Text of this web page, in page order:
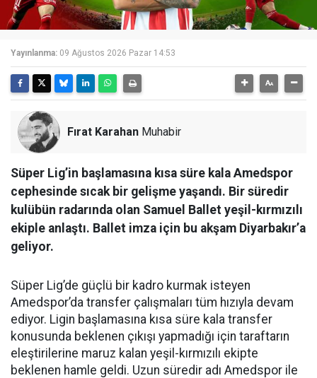
Yayınlanma: 09 Ağustos 2026 Pazar 14:53
Fırat Karahan Muhabir
Süper Lig’in başlamasına kısa süre kala Amedspor
cephesinde sıcak bir gelişme yaşandı. Bir süredir
kulübün radarında olan Samuel Ballet yeşil-kırmızılı
ekiple anlaştı. Ballet imza için bu akşam Diyarbakır’a
geliyor.
Süper Lig’de güçlü bir kadro kurmak isteyen
Amedspor’da transfer çalışmaları tüm hızıyla devam
ediyor. Ligin başlamasına kısa süre kala transfer
konusunda beklenen çıkışı yapmadığı için taraftarın
eleştirilerine maruz kalan yeşil-kırmızılı ekipte
beklenen hamle geldi. Uzun süredir adı Amedspor ile